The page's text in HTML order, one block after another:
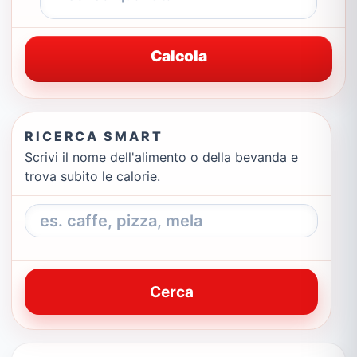
Calcola
RICERCA SMART
Scrivi il nome dell'alimento o della bevanda e
trova subito le calorie.
Cerca